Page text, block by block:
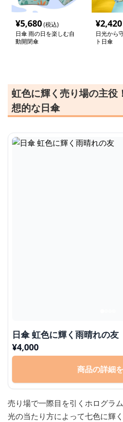
¥5,680(税込)
日傘 雨の日を楽しむ自
動開閉傘
¥2,420
日光から
ト日傘
虹色に輝く売り場の主役
想的な日傘
日傘 虹色に輝く雨晴れの友
¥4,000
商品の詳細
売り場で一際目を引くホログラム
光の当たり方によって七色に輝